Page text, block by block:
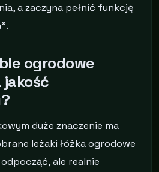
a zaczyna pełnić funkcję
ogrodowe
jakość
duże znaczenie ma
leżaki łóżka ogrodowe
ale realnie